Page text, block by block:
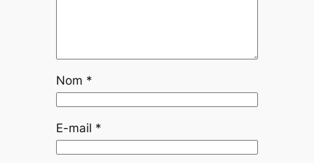
Nom *
E-mail *